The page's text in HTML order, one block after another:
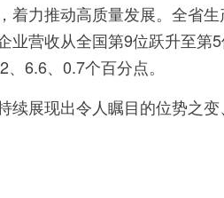
着力推动高质量发展。全省
业营收从全国第9位跃升至第
6.6、0.7个百分点。
续展现出令人瞩目的位势之